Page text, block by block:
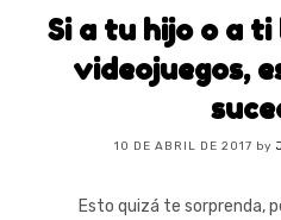
Si a tu hijo o a
videojuegos,
10 DE ABRIL DE 2017 by
Esto quizá te sorprenda,